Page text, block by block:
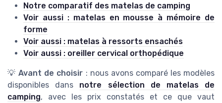
Notre comparatif des matelas de camping
Voir aussi : matelas en mousse à mémoire de
forme
Voir aussi : matelas à ressorts ensachés
Voir aussi : oreiller cervical orthopédique
💡Avant de choisir : nous avons comparé les modèles
disponibles dans notre sélection de matelas de
camping, avec les prix constatés et ce que vaut